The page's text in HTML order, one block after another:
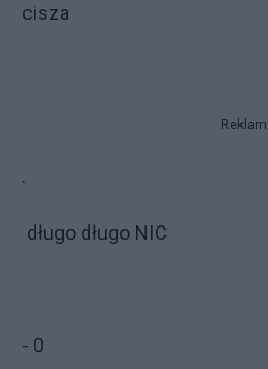
cisza
.
długo długo NIC
- 0